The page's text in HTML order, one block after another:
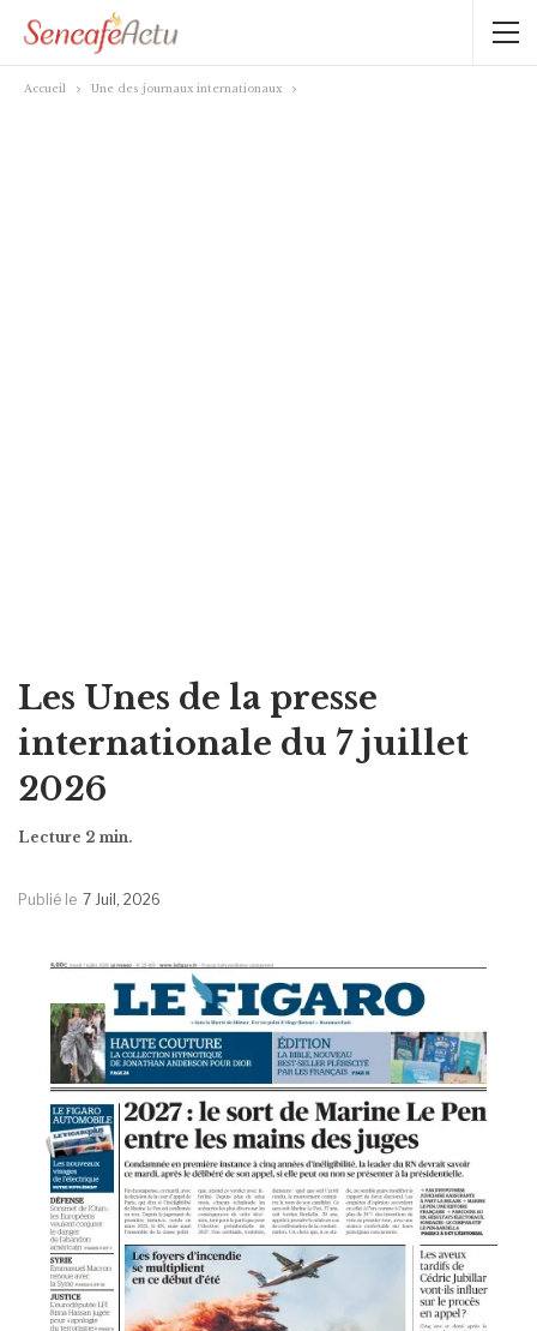
Accueil Une des journaux internationaux
Les Unes de la presse
internationale du 7 juillet
2026
Publié le 7 Juil, 2026